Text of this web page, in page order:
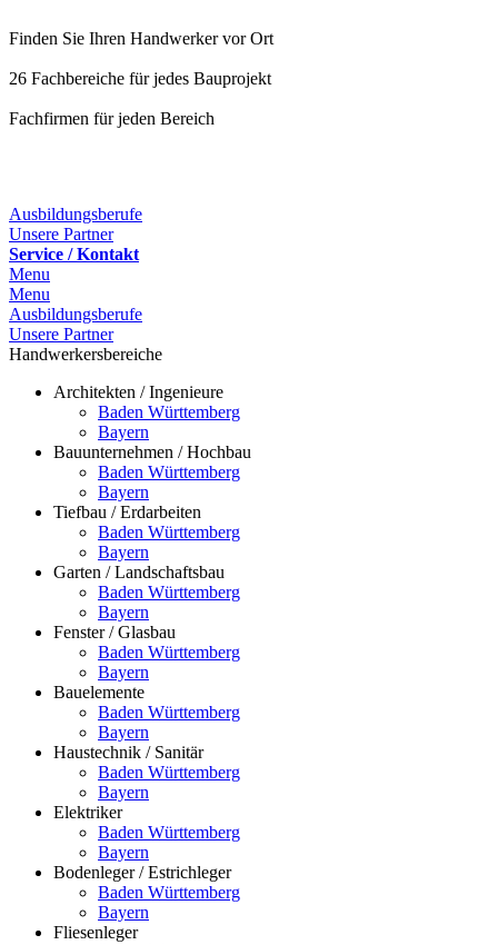
Finden Sie Ihren Handwerker vor Ort
26 Fachbereiche für jedes Bauprojekt
Fachfirmen für jeden Bereich
Ausbildungsberufe
Unsere Partner
Service / Kontakt
Menu
Menu
Ausbildungsberufe
Unsere Partner
Handwerkersbereiche
Architekten / Ingenieure
Baden Württemberg
Bayern
Bauunternehmen / Hochbau
Baden Württemberg
Bayern
Tiefbau / Erdarbeiten
Baden Württemberg
Bayern
Garten / Landschaftsbau
Baden Württemberg
Bayern
Fenster / Glasbau
Baden Württemberg
Bayern
Bauelemente
Baden Württemberg
Bayern
Haustechnik / Sanitär
Baden Württemberg
Bayern
Elektriker
Baden Württemberg
Bayern
Bodenleger / Estrichleger
Baden Württemberg
Bayern
Fliesenleger